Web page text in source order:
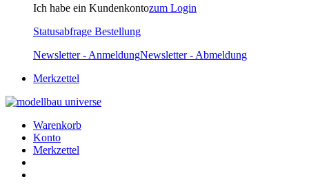
Ich habe ein Kundenkontozum Login
Statusabfrage Bestellung
Newsletter - AnmeldungNewsletter - Abmeldung
Merkzettel
Warenkorb
Konto
Merkzettel